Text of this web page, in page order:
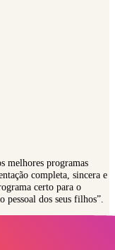
melhores programas
completa, sincera e
certo para o
dos seus filhos”.